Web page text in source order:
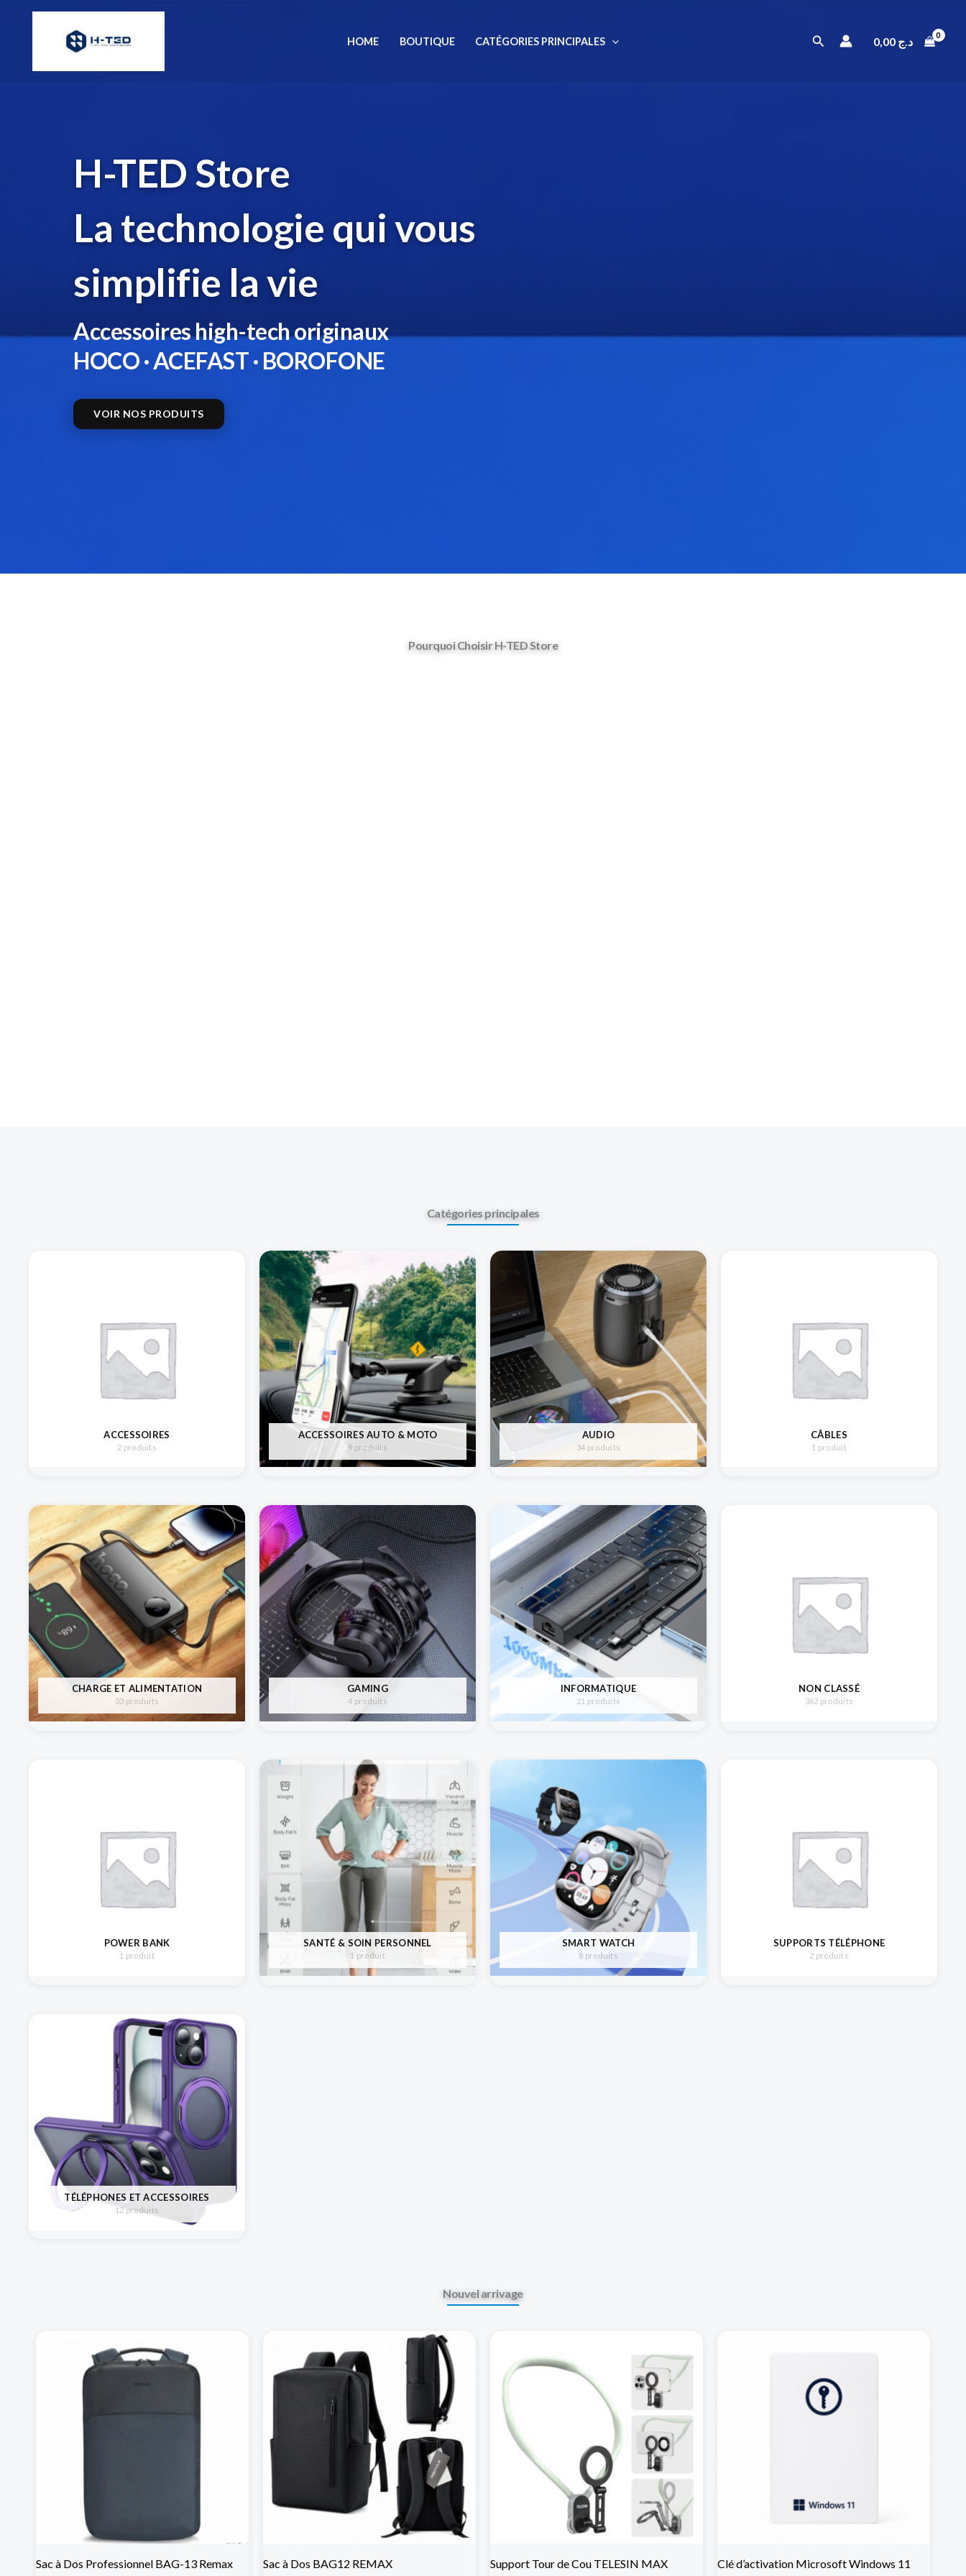
HOME BOUTIQUE CATÉGORIES PRINCIPALES Rechercher د.ج 0,00
H-TED Store
La technologie qui vous
simplifie la vie
Accessoires high-tech originaux
HOCO · ACEFAST · BOROFONE
VOIR NOS PRODUITS
Pourquoi Choisir H-TED Store
Catégories principales
ACCESSOIRES
2 produits
ACCESSOIRES AUTO & MOTO
9 produits
AUDIO
34 produits
CÂBLES
1 produit
CHARGE ET ALIMENTATION
33 produits
GAMING
4 produits
INFORMATIQUE
21 produits
NON CLASSÉ
362 produits
POWER BANK
1 produit
SANTÉ & SOIN PERSONNEL
1 produit
SMART WATCH
8 produits
SUPPORTS TÉLÉPHONE
2 produits
TÉLÉPHONES ET ACCESSOIRES
12 produits
Nouvel arrivage
Sac à Dos Professionnel BAG-13 Remax Sac à Dos BAG12 REMAX Support Tour de Cou TELESIN MAX Clé d’activation Microsoft Windows 11